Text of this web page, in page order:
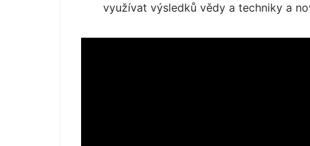
využívat výsledků vědy a techniky a